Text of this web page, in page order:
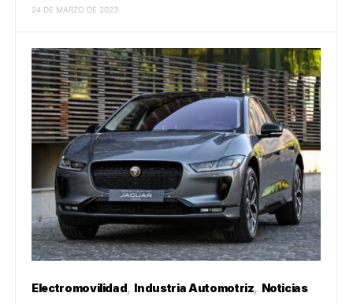
24 DE MARZO DE 2023
Electromovilidad Industria Automotriz Noticias